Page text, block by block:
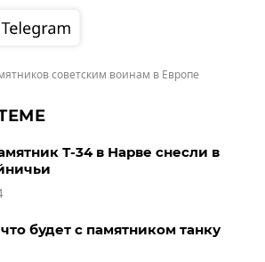
советским воинам в Европе
Т-34 в Нарве снесли в
будет с памятником танку